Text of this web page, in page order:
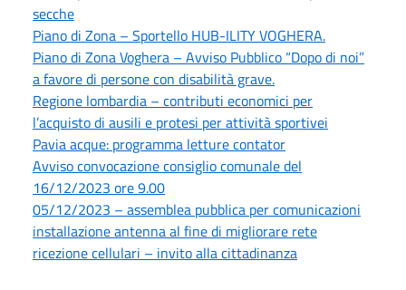
secche
Piano di Zona – Sportello HUB-ILITY VOGHERA.
Piano di Zona Voghera – Avviso Pubblico “Dopo di noi”
a favore di persone con disabilità grave.
Regione lombardia – contributi economici per
l’acquisto di ausili e protesi per attività sportivei
Pavia acque: programma letture contator
Avviso convocazione consiglio comunale del
16/12/2023 ore 9.00
05/12/2023 – assemblea pubblica per comunicazioni
installazione antenna al fine di migliorare rete
ricezione cellulari – invito alla cittadinanza